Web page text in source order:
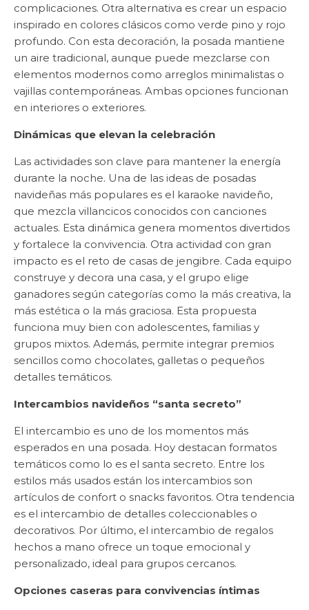
complicaciones. Otra alternativa es crear un espacio
inspirado en colores clásicos como verde pino y rojo
profundo. Con esta decoración, la posada mantiene
un aire tradicional, aunque puede mezclarse con
elementos modernos como arreglos minimalistas o
vajillas contemporáneas. Ambas opciones funcionan
en interiores o exteriores.
Dinámicas que elevan la celebración
Las actividades son clave para mantener la energía
durante la noche. Una de las ideas de posadas
navideñas más populares es el karaoke navideño,
que mezcla villancicos conocidos con canciones
actuales. Esta dinámica genera momentos divertidos
y fortalece la convivencia. Otra actividad con gran
impacto es el reto de casas de jengibre. Cada equipo
construye y decora una casa, y el grupo elige
ganadores según categorías como la más creativa, la
más estética o la más graciosa. Esta propuesta
funciona muy bien con adolescentes, familias y
grupos mixtos. Además, permite integrar premios
sencillos como chocolates, galletas o pequeños
detalles temáticos.
Intercambios navideños “santa secreto”
El intercambio es uno de los momentos más
esperados en una posada. Hoy destacan formatos
temáticos como lo es el santa secreto. Entre los
estilos más usados están los intercambios son
artículos de confort o snacks favoritos. Otra tendencia
es el intercambio de detalles coleccionables o
decorativos. Por último, el intercambio de regalos
hechos a mano ofrece un toque emocional y
personalizado, ideal para grupos cercanos.
Opciones caseras para convivencias íntimas